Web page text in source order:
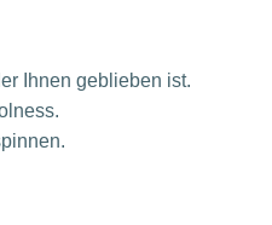
Ihnen geblieben ist.